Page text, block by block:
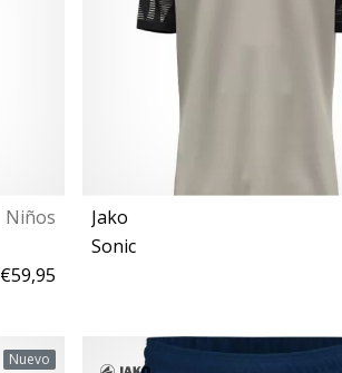
Niños
€59,95
Jako
Sonic
140
Nuevo